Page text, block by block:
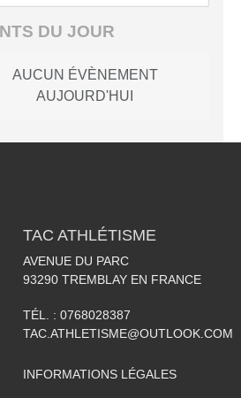
DU JOUR
AUCUN ÉVÈNEMENT
AUJOURD'HUI
TAC ATHLÉTISME
AVENUE DU PARC
93290 TREMBLAY EN FRANCE
TÉL. : 0768028387
TAC.ATHLETISME@OUTLOOK.COM
INFORMATIONS LÉGALES